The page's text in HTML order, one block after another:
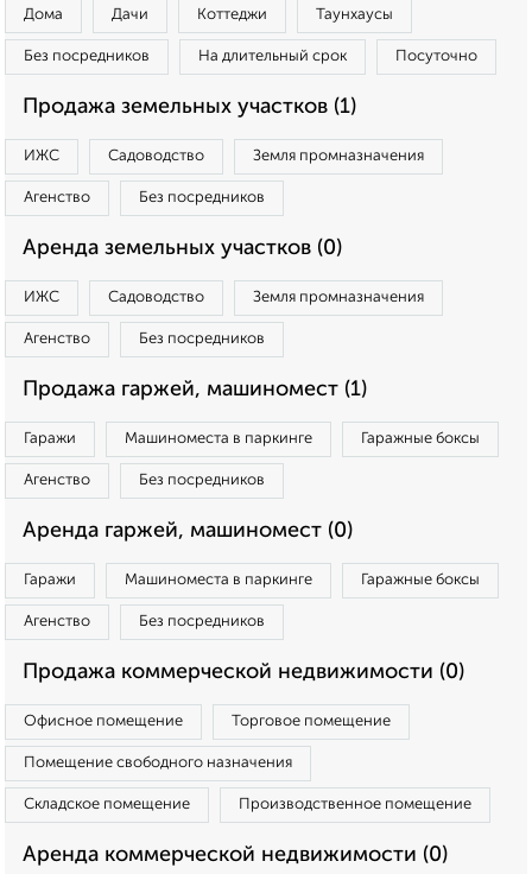
Дома Дачи Коттеджи Таунхаусы
Без посредников На длительный срок Посуточно
Продажа земельных участков (1)
ИЖС Садоводство Земля промназначения
Агенство Без посредников
Аренда земельных участков (0)
ИЖС Садоводство Земля промназначения
Агенство Без посредников
Продажа гаржей, машиномест (1)
Гаражи Машиноместа в паркинге Гаражные боксы
Агенство Без посредников
Аренда гаржей, машиномест (0)
Гаражи Машиноместа в паркинге Гаражные боксы
Агенство Без посредников
Продажа коммерческой недвижимости (0)
Офисное помещение Торговое помещение
Помещение свободного назначения
Складское помещение Производственное помещение
Аренда коммерческой недвижимости (0)